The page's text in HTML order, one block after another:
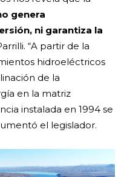
genera
ni garantiza la
“A partir de la
hidroeléctricos
de la
en la matriz
instalada en 1994 se
el legislador.